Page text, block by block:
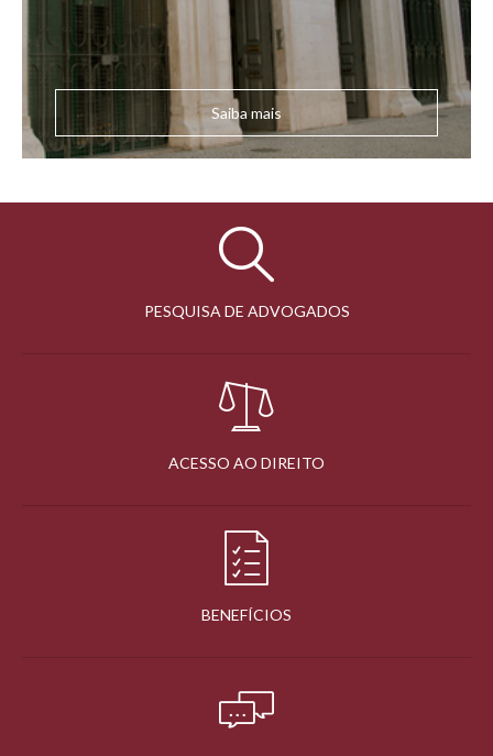
Saiba mais
PESQUISA DE ADVOGADOS
ACESSO AO DIREITO
BENEFÍCIOS